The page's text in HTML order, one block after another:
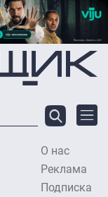
О нас
Реклама
Подписка